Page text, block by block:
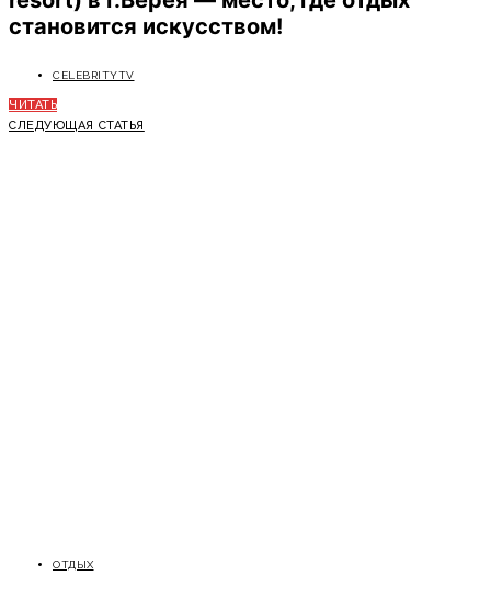
становится искусством!
CELEBRITYTV
ЧИТАТЬ
СЛЕДУЮЩАЯ СТАТЬЯ
ОТДЫХ